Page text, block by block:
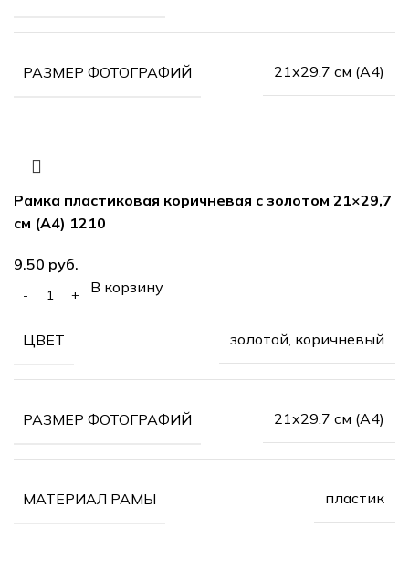
РАЗМЕР ФОТОГРАФИЙ 21х29.7 см (А4)
Рамка пластиковая коричневая с золотом 21×29,7
см (А4) 1210
руб.
В корзину
ЦВЕТ золотой, коричневый
РАЗМЕР ФОТОГРАФИЙ 21х29.7 см (А4)
МАТЕРИАЛ РАМЫ пластик